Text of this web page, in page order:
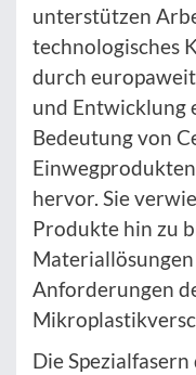
unterstützen
technologisches
durch
und Entwicklung
Bedeutung von
hervor. Sie
Produkte hin zu
Anforderungen
Die